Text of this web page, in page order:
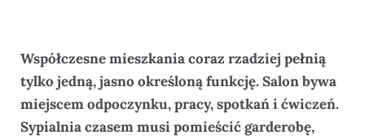
Współczesne mieszkania coraz rzadziej pełnią
tylko jedną, jasno określoną funkcję. Salon bywa
miejscem odpoczynku, pracy, spotkań i ćwiczeń.
Sypialnia czasem musi pomieścić garderobę,